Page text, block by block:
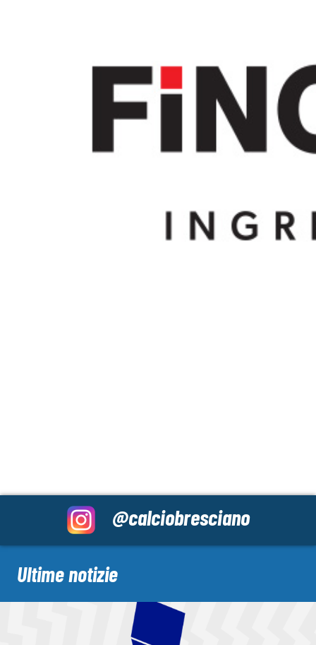
@calciobresciano
Ultime notizie